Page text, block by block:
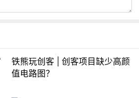
铁熊玩创客 | 创客项目缺少高颜
值电路图？